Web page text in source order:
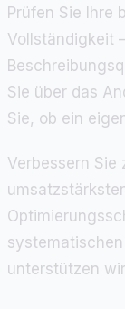
Prüfen Sie Ihre
Vollständigkeit
Sie über das
Sie, ob ein
Verbessern Sie
unterstützen